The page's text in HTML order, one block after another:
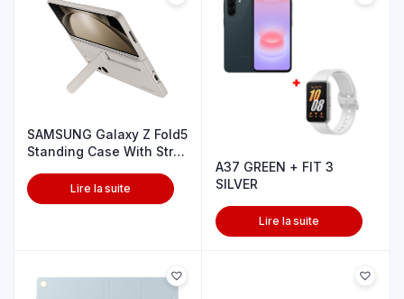
SAMSUNG Galaxy Z Fold5
Standing Case With Strp
Lire la suite
A37 GREEN + FIT 3
SILVER
Lire la suite